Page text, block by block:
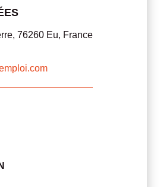
76260 Eu, France